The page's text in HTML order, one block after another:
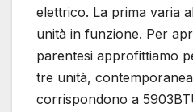
elettrico. La prima varia
unità in funzione. Per
parentesi approfittiamo
tre unità,
corrispondono a